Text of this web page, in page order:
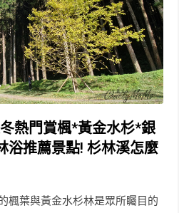
熱門賞楓*黃金水杉*銀
浴推薦景點! 杉林溪怎麼
楓葉與黃金水杉林是眾所矚目的